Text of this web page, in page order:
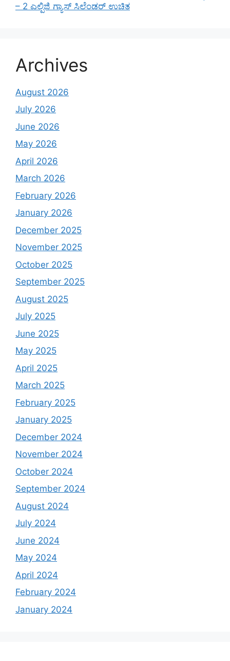
– 2 ಎಲ್ಪಿಜಿ ಗ್ಯಾಸ್ ಸಿಲೆಂಡರ್ ಉಚಿತ
Archives
August 2026
July 2026
June 2026
May 2026
April 2026
March 2026
February 2026
January 2026
December 2025
November 2025
October 2025
September 2025
August 2025
July 2025
June 2025
May 2025
April 2025
March 2025
February 2025
January 2025
December 2024
November 2024
October 2024
September 2024
August 2024
July 2024
June 2024
May 2024
April 2024
February 2024
January 2024